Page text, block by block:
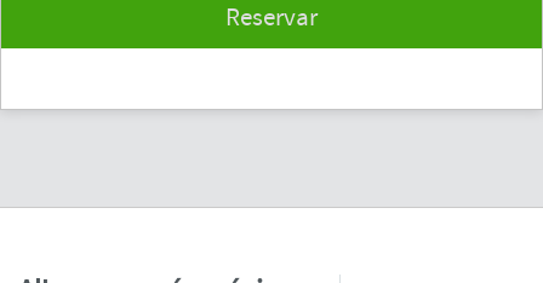
Reservar